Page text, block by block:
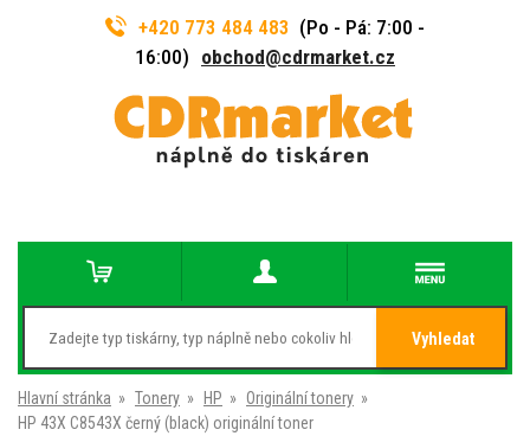
+420 773 484 483 (Po - Pá: 7:00 -
16:00) obchod@cdrmarket.cz
Vyhledat
Hlavní stránka » Tonery » HP » Originální tonery »
HP 43X C8543X černý (black) originální toner